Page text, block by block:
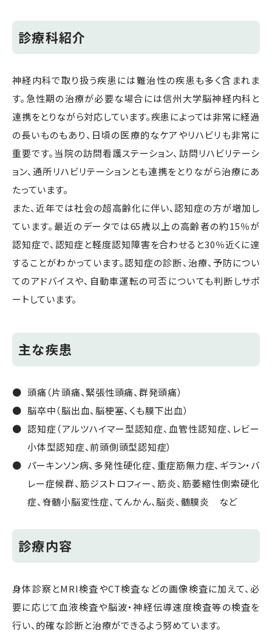
診療科紹介
神経内科で取り扱う疾患には難治性の疾患も多く含まれま
す。急性期の治療が必要な場合には信州大学脳神経内科と
連携をとりながら対応しています。疾患によっては非常に経過
の長いものもあり、日頃の医療的なケアやリハビリも非常に
重要です。当院の訪問看護ステーション、訪問リハビリテーシ
ョン、通所リハビリテーションとも連携をとりながら治療にあ
たっています。
また、近年では社会の超高齢化に伴い、認知症の方が増加し
ています。最近のデータでは65歳以上の高齢者の約15％が
認知症で、認知症と軽度認知障害を合わせると30％近くに達
することがわかっています。認知症の診断、治療、予防につい
てのアドバイスや、自動車運転の可否についても判断しサポ
ートしています。
主な疾患
頭痛（片頭痛、緊張性頭痛、群発頭痛）
脳卒中（脳出血、脳梗塞、くも膜下出血）
認知症（アルツハイマー型認知症、血管性認知症、レビー
小体型認知症、前頭側頭型認知症）
パーキンソン病、多発性硬化症、重症筋無力症、ギラン・バ
レー症候群、筋ジストロフィー、筋炎、筋萎縮性側索硬化
症、脊髄小脳変性症、てんかん、脳炎、髄膜炎 など
診療内容
身体診察とMRI検査やCT検査などの画像検査に加えて、必
要に応じて血液検査や脳波・神経伝導速度検査等の検査を
行い、的確な診断と治療ができるよう努めています。